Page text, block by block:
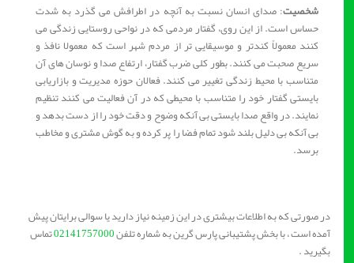
شخصیت: صدای انسان نسبت به آنچه در اطرافش می گذرد به شدت
حساس است. از این روی، گفتار مردمی که در نواحی روستایی زندگی می
کنند معمولاً کندتر و موسیقایی تر از مردم شهر است که معمولا نافذ و
سریع صحبت می کنند. بطور کلی ضرب گفتار، ارتفاع صدا و نوسان های آن
متناسب با محیط زندگی تغییر می کنند. فعالان حوزه مدیریت و بازاریابی
بایستی گفتار خود را متناسب با محیطی که در آن فعالیت می کنند تنظیم
نمایند. در واقع صدا بایستی بی آنکه وضوح و دقت خود را از دست بدهد و
بی آنکه بی دلیل بلند شود تمام فضا را پر کرده و به گوش مشتری و مخاطب
برسد.
در صورتی که به اطلاعات بیشتری در این زمینه نیاز دارید یا سوالی برایتان پیش
آمده است ، با بخش پشتیبانی پارس گرین به شماره تلفن02141757000تماس
بگیرید .